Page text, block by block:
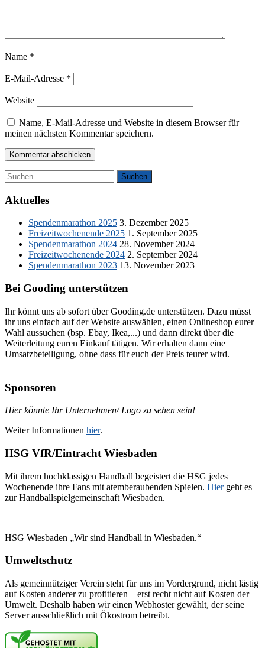
Name *
E-Mail-Adresse *
Website
Name, E-Mail-Adresse und Website in diesem Browser für
meinen nächsten Kommentar speichern.
Suchen
nach:
Aktuelles
Spendenmarathon 2025 3. Dezember 2025
Freizeitwochenende 2025 1. September 2025
Spendenmarathon 2024 28. November 2024
Freizeitwochenende 2024 2. September 2024
Spendenmarathon 2023 13. November 2023
Bei Gooding unterstützen
Ihr könnt uns ab sofort über Gooding.de unterstützen. Dazu müsst
ihr uns einfach auf der Website auswählen, einen Onlineshop eurer
Wahl aussuchen (bsp. Ebay, Ikea,...) und dann direkt über die
Weiterleitung euren Einkauf tätigen. Wir erhalten dann eine
Umsatzbeteiligung, ohne dass für euch der Preis teurer wird.
Sponsoren
Hier könnte Ihr Unternehmen/ Logo zu sehen sein!
Weiter Informationen hier.
HSG VfR/Eintracht Wiesbaden
Mit ihrem hochklassigen Handball begeistert die HSG jedes
Wochenende ihre Fans mit atemberaubenden Spielen. Hiergeht es
zur Handballspielgemeinschaft Wiesbaden.
–
HSG Wiesbaden „Wir sind Handball in Wiesbaden.“
Umweltschutz
Als gemeinnütziger Verein steht für uns im Vordergrund, nicht lästig
auf Kosten anderer zu profitieren – erst recht nicht auf Kosten der
Umwelt. Deshalb haben wir einen Webhoster gewählt, der seine
Server ausschließlich mit Ökostrom betreibt.